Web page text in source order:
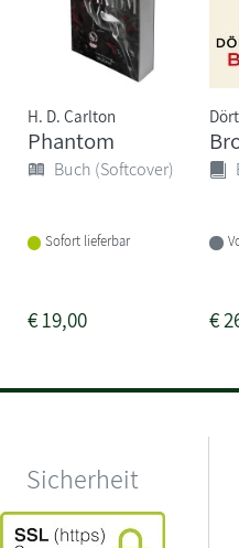
H. D. Carlton
Phantom
Buch (Softcover)
Sofort lieferbar
€19,00 €
Sicherheit